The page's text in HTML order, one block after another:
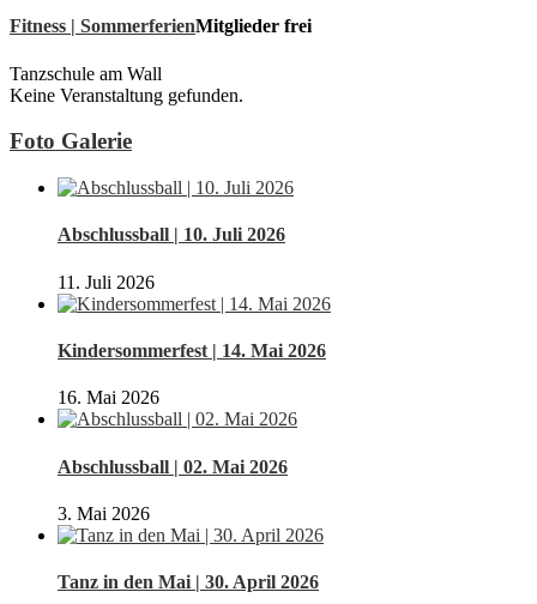
Fitness | SommerferienMitglieder frei
Tanzschule am Wall
Keine Veranstaltung gefunden.
Foto Galerie
Abschlussball | 10. Juli 2026
11. Juli 2026
Kindersommerfest | 14. Mai 2026
16. Mai 2026
Abschlussball | 02. Mai 2026
3. Mai 2026
Tanz in den Mai | 30. April 2026